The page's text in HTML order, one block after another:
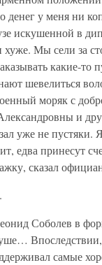
денег у меня ни
искушенной в
Мы сели за
какие-
шевелиться
моряк с
и
уже не
едва принесут
сказал
Соболев в
самые